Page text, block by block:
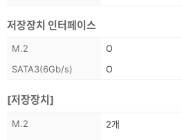
보
저장장치 인터페이스
스
펙
보
M.2
O
SATA3(6Gb/s)
O
[저장장치]
스
M.2
2개